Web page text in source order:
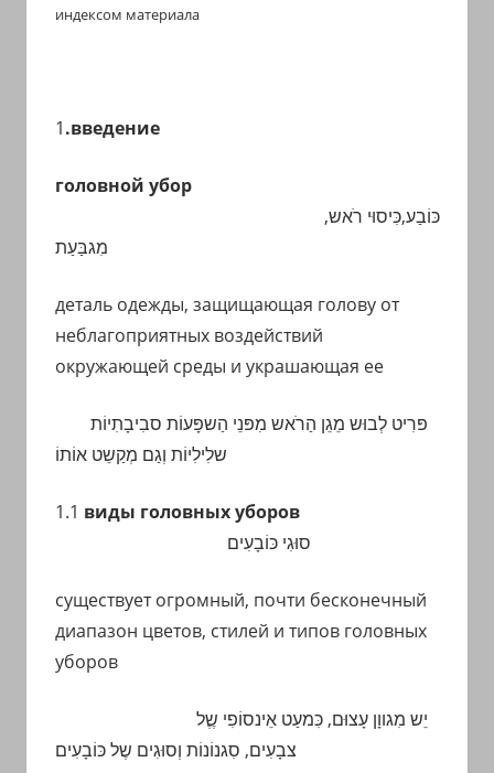
иврит
индексом материала
1.введение
головной убор
כּוֹבַע,כִּיסוּי רֹאש,
מִגבַּעַת
деталь одежды, защищающая голову от
неблагоприятных воздействий
окружающей среды и украшающая ее
פּרִיט לְבוּש מֵגֵן הַרֹאש מִפּנֵי הַשפָּעוֹת סבִיבָתִיוֹת
שלִילִיוֹת וְגַם מְקַשֵט אוֹתוֹ
1.1 виды головных уборов
סוּגִי כּוֹבָעִים
существует огромный, почти бесконечный
диапазон цветов, стилей и типов головных
уборов
יֵש מִגווָן עָצוּם, כִּמעַט אֵינסוֹפִי שֶֶל
צבָעִים, סִגנוֹנוֹת וְסוּגִים שֶל כּוֹבָעִים